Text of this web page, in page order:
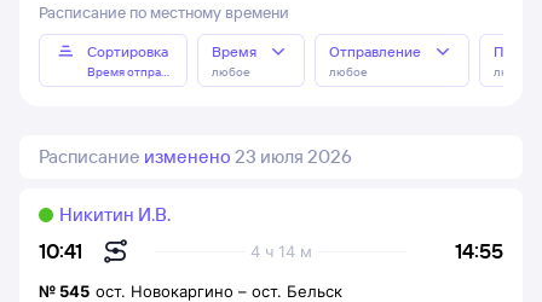
Расписание по местному времени
Сортировка
Время отправления
Время
любое
Отправление
любое любое
Расписание изменено 23 июля 2026
10:41 14:55
4 ч 14 м
Никитин И.В.
№ 545 ост. Новокаргино – ост. Бельск